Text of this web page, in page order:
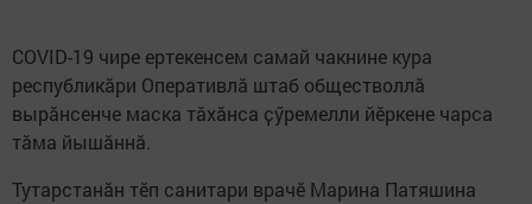
COVID-19 чире ертекенсем самай чакнине кура
республикӑри Оперативлӑ штаб обществоллӑ
вырӑнсенче маска тӑхӑнса ҫӳремелли йӗркене чарса
тӑма йышӑннӑ.
Тутарстанӑн тӗп санитари врачӗ Марина Патяшина